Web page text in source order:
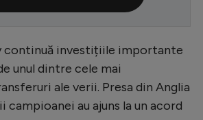
1
fotbalului
continuă investițiile importante
unul dintre cele mai
ale verii. Presa din Anglia
campioanei au ajuns la un acord